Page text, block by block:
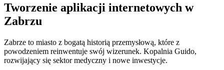
Tworzenie aplikacji internetowych w
Zabrzu
Zabrze to miasto z bogatą historią przemysłową, które z
powodzeniem reinwentuje swój wizerunek. Kopalnia Guido,
rozwijający się sektor medyczny i nowe inwestycje.